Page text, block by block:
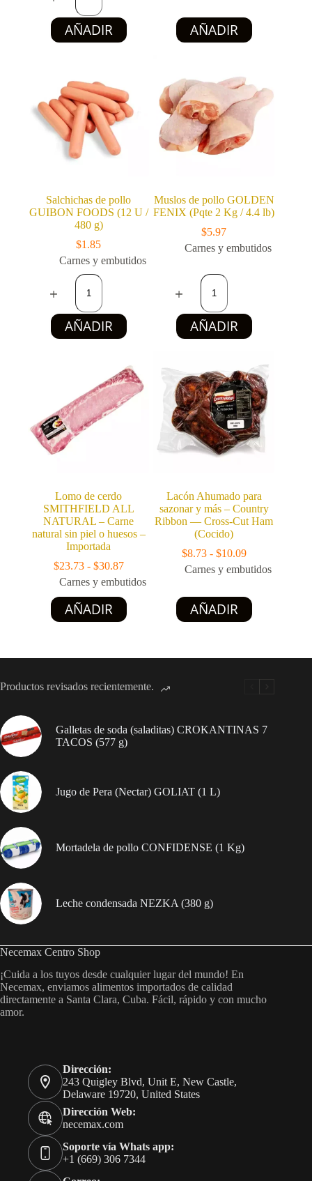
pollo
CONFIDENSE
(1
Kg)
AÑADIR
hasta
$17.42
AÑADIR
Este
producto
tiene
Las
opciones
se
pueden
elegir
en
producto
Salchichas de pollo
GUIBON FOODS (12 U /
480 g)
$1.85
Carnes y embutidos
Salchichas
pollo
GUIBON
FOODS
(12
cantidad
AÑADIR
Muslos de pollo GOLDEN
FENIX (Pqte 2 Kg / 4.4 lb)
$5.97
Carnes y embutidos
Muslos
pollo
GOLDEN
FENIX
(Pqte
/
4.4
lb)
cantidad
AÑADIR
Lomo de cerdo
SMITHFIELD ALL
NATURAL – Carne
natural sin piel o huesos –
Importada
$23.73 - $30.87Rango
de
desde
$23.73
Carnes y embutidos
AÑADIR
Este
producto
tiene
se
en
la
página
Lacón Ahumado para
sazonar y más – Country
Ribbon — Cross-Cut Ham
(Cocido)
$8.73 - $10.09Rango
de
$8.73
hasta
Carnes y embutidos
AÑADIR
Este
producto
tiene
en
Productos revisados recientemente.
Galletas de soda (saladitas) CROKANTINAS 7
TACOS (577 g)
Jugo de Pera (Nectar) GOLIAT (1 L)
Mortadela de pollo CONFIDENSE (1 Kg)
Leche condensada NEZKA (380 g)
Necemax Centro Shop
¡Cuida a los tuyos desde cualquier lugar del mundo! En
Necemax, enviamos alimentos importados de calidad
directamente a Santa Clara, Cuba. Fácil, rápido y con mucho
amor.
Dirección:
243 Quigley Blvd, Unit E, New Castle,
Delaware 19720, United States
Dirección Web:
necemax.com
Soporte vía Whats app:
+1 (669) 306 7344